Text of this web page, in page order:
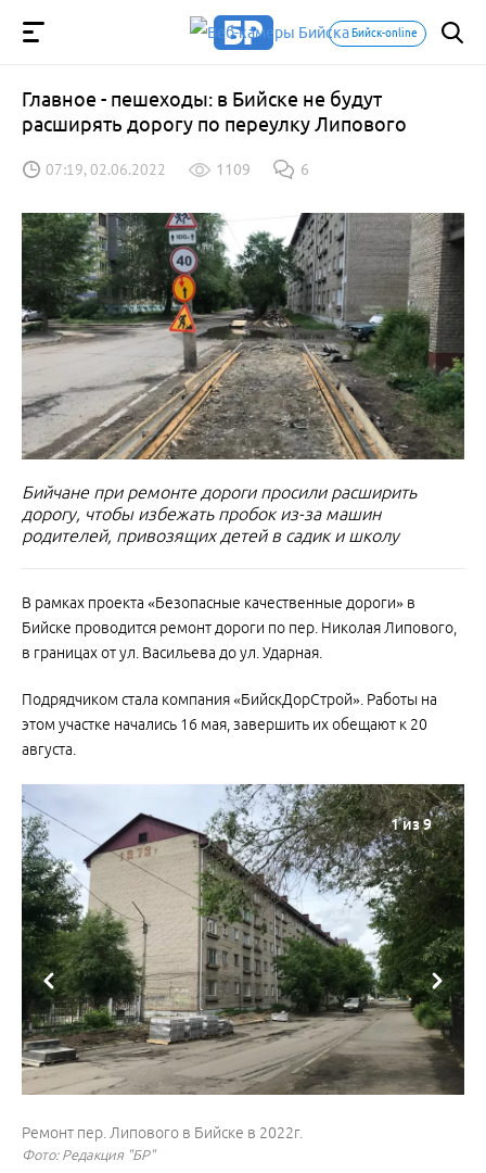
Бийск-online
Главное - пешеходы: в Бийске не будут
расширять дорогу по переулку Липового
07:19, 02.06.2022 1109 6
Бийчане при ремонте дороги просили расширить
дорогу, чтобы избежать пробок из-за машин
родителей, привозящих детей в садик и школу
В рамках проекта «Безопасные качественные дороги» в
Бийске проводится ремонт дороги по пер. Николая Липового,
в границах от ул. Васильева до ул. Ударная.
Подрядчиком стала компания «БийскДорСтрой». Работы на
этом участке начались 16 мая, завершить их обещают к 20
августа.
1из 9
Ремонт пер. Липового в Бийске в 2022г.
Фото: Редакция "БР"
Ремонт пер. Липового в Бийске в 2022г.
Фото: Редакция "БР"
Ремонт пер. Липового в Бийске в 2022г.
Фото: Редакция "БР"
Ремонт пер. Липового в Бийске в 2022г.
Фото: Редакция "БР"
Ремонт пер. Липового в Бийске в 2022г.
Фото: Редакция "БР"
Ремонт пер. Липового в Бийске в 2022г.
Фото: Редакция "БР"
Ремонт пер. Липового в Бийске в 2022г.
Фото: Редакция "БР"
Ремонт пер. Липового в Бийске в 2022г.
Фото: Редакция "БР"
Ремонт пер. Липового в Бийске в 2022г.
Фото: Редакция "БР"